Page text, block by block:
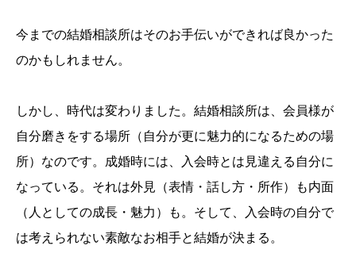
今までの結婚相談所はそのお手伝いができれば良かった
のかもしれません。
しかし、時代は変わりました。結婚相談所は、会員様が
自分磨きをする場所（自分が更に魅力的になるための場
所）なのです。成婚時には、入会時とは見違える自分に
なっている。それは外見（表情・話し方・所作）も内面
（人としての成長・魅力）も。そして、入会時の自分で
は考えられない素敵なお相手と結婚が決まる。
ます。